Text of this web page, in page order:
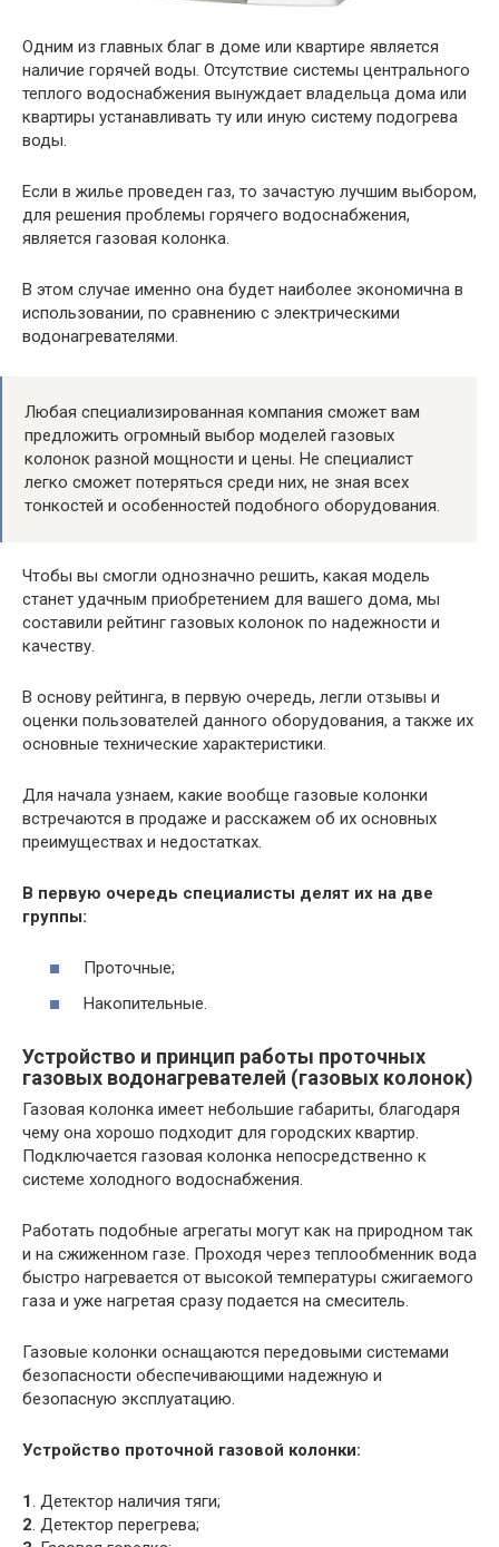
Одним из главных благ в доме или квартире является
наличие горячей воды. Отсутствие системы центрального
теплого водоснабжения вынуждает владельца дома или
квартиры устанавливать ту или иную систему подогрева
воды.
Если в жилье проведен газ, то зачастую лучшим выбором,
для решения проблемы горячего водоснабжения,
является газовая колонка.
В этом случае именно она будет наиболее экономична в
использовании, по сравнению с электрическими
водонагревателями.
Любая специализированная компания сможет вам
предложить огромный выбор моделей газовых
колонок разной мощности и цены. Не специалист
легко сможет потеряться среди них, не зная всех
тонкостей и особенностей подобного оборудования.
Чтобы вы смогли однозначно решить, какая модель
станет удачным приобретением для вашего дома, мы
составили рейтинг газовых колонок по надежности и
качеству.
В основу рейтинга, в первую очередь, легли отзывы и
оценки пользователей данного оборудования, а также их
основные технические характеристики.
Для начала узнаем, какие вообще газовые колонки
встречаются в продаже и расскажем об их основных
преимуществах и недостатках.
В первую очередь специалисты делят их на две
группы:
Проточные;
Накопительные.
Устройство и принцип работы проточных
газовых водонагревателей (газовых колонок)
Газовая колонка имеет небольшие габариты, благодаря
чему она хорошо подходит для городских квартир.
Подключается газовая колонка непосредственно к
системе холодного водоснабжения.
Работать подобные агрегаты могут как на природном так
и на сжиженном газе. Проходя через теплообменник вода
быстро нагревается от высокой температуры сжигаемого
газа и уже нагретая сразу подается на смеситель.
Газовые колонки оснащаются передовыми системами
безопасности обеспечивающими надежную и
безопасную эксплуатацию.
Устройство проточной газовой колонки:
1. Детектор наличия тяги;
2. Детектор перегрева;